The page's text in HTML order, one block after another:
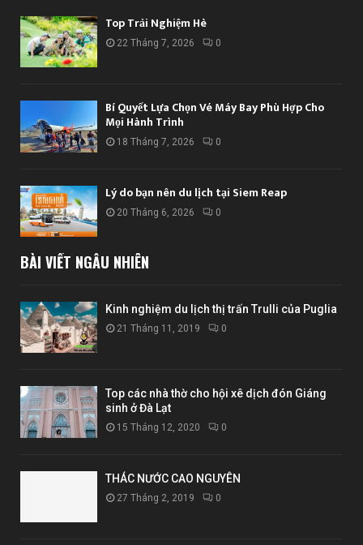
Top Trải Nghiệm Hè
22 Tháng 7, 2026 0
Bí Quyết Lựa Chọn Vé Máy Bay Phù Hợp Cho
Mọi Hành Trình
18 Tháng 7, 2026 0
Lý do bạn nên du lịch tại Siem Reap
20 Tháng 6, 2026 0
BÀI VIẾT NGẪU NHIÊN
Kinh nghiệm du lịch thị trấn Trulli của Puglia
21 Tháng 11, 2019 0
Top các nhà thờ cho hội xê dịch đón Giáng
sinh ở Đà Lạt
15 Tháng 12, 2020 0
THÁC NƯỚC CAO NGUYÊN
27 Tháng 2, 2019 0